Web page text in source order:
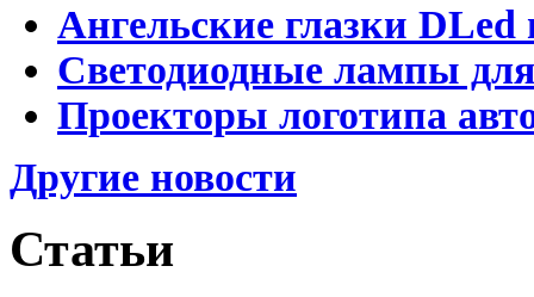
Ангельские глазки DLed
Светодиодные лампы
Проекторы логотипа
Другие новости
Статьи